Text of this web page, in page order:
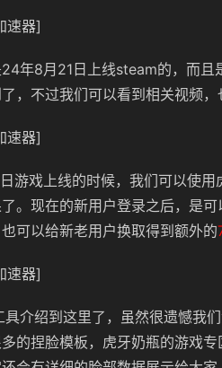
速器]
年8月21日上线steam的，而
，不过我们可以看到相关视频，
速器]
游戏上线的时候，我们可以使
。现在的新用户登录之后，是可
可以给新老用户换取得到额外的
速器]
介绍到这里了，虽然很遗憾我
的捏脸模板，虎牙奶瓶的游戏